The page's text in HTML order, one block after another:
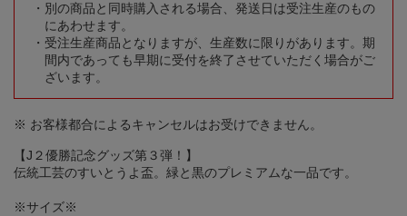
別の商品と同時購入される場合、発送日は受注生産のもの
にあわせます。
受注生産商品となりますが、生産数に限りがあります。期
間内であっても早期に受付を終了させていただく場合がご
ざいます。
※ お客様都合によるキャンセルはお受けできません。
【J２優勝記念グッズ第３弾！】
伝統工芸のすいとうよ盃。緑と黒のプレミアムな一品です。
※サイズ※